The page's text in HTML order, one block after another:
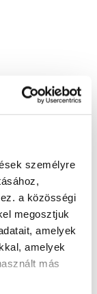
személyre
a közösségi
megosztjuk
amelyek
amelyek
más